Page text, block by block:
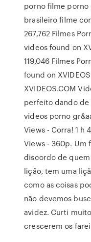
porno filme
brasileiro filme
267,762 Filmes
videos found on
119,046 Filmes
found on
XVIDEOS.COM
perfeito dando de
videos porno
Views - Corra! 1 h
Views - 360p. Um
discordo de
lição, tem uma
como as coisas
não devemos
avidez. Curti
crescerem os